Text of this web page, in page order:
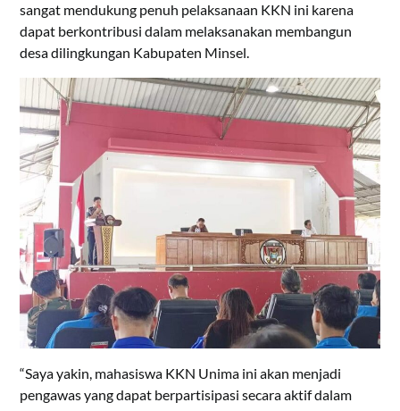
sangat mendukung penuh pelaksanaan KKN ini karena
dapat berkontribusi dalam melaksanakan membangun
desa dilingkungan Kabupaten Minsel.
“Saya yakin, mahasiswa KKN Unima ini akan menjadi
pengawas yang dapat berpartisipasi secara aktif dalam